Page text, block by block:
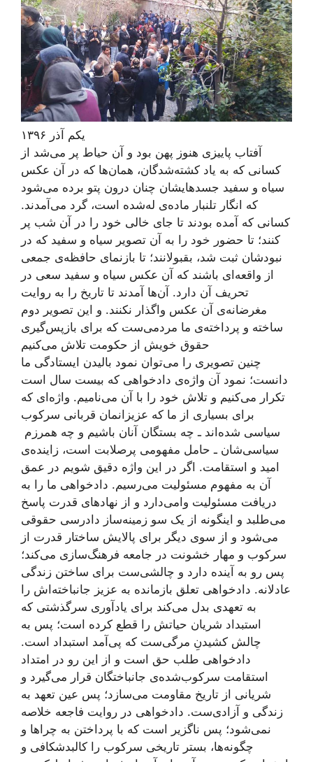
یکم آذر ۱۳۹۶
آفتاب پاییزی هنوز پهن بود و آن حیاط پر می‌شد از
کسانی که به یاد کشته‌شدگان، همان‌ها که در آن عکس
سیاه و سفید جسدهایشان چنان درون پتو برده می‌شود
که انگار تلنبار ماده‌ی له‌شده است، گرد می‌آمدند.
کسانی که آمده بودند تا جای خالی خود را در آن شب پر
کنند؛ تا حضور خود را به آن تصویر سیاه و سفید که در
نبودشان ثبت شد، بقبولانند؛ تا بازنمای حافظه‌ی جمعی
از واقعه‌ای باشند که آن عکس سیاه و سفید سعی در
تحریف آن دارد. آن‌ها آمدند تا تاریخ را به روایت
مغرضانه‌ی آن عکس واگذار نکنند. و این تصویر دوم
ساخته و پرداخته‌ی ما مردمی‌ست که برای بازپس‌گیری
حقوق خویش از حکومت تلاش می‌کنیم
چنین تصویری را می‌توان نمود بالیدن ایستادگی ما
دانست؛ نمود آن واژه‌ی دادخواهی که بیست سال است
تکرار می‌کنیم و تلاش خود را با آن می‌نامیم. واژه‌ای که
برای بسیاری از ما که عزیزانمان قربانی سرکوب
سیاسی شده‌اند ـ چه بستگان آنان باشیم و چه همرزم
سیاسی‌شان ـ حامل مفهومی پرصلابت است، زاینده‌ی
امید و استقامت. اگر در این واژه دقیق شویم در عمق
آن به مفهوم مسئولیت می‌رسیم. دادخواهی ما را به
دریافت مسئولیت وامی‌دارد و از نهادهای قدرت پاسخ
می‌طلبد و اینگونه از یک سو زمینه‌ساز دادرسی حقوقی
می‌شود و از سوی دیگر برای پالایش ساختار قدرت از
سرکوب و مهار خشونت در جامعه فرهنگ‌سازی می‌کند؛
پس رو به آینده دارد و چالشی‌ست برای ساختن زندگی
عادلانه. دادخواهی تعلق بازمانده به عزیز جانباخته‌اش را
به تعهدی بدل می‌کند برای یادآوری سرگذشتی که
استبداد شریان حیاتش را قطع کرده‌ است؛ پس به
چالش کشیدنِ مرگی‌‌‌ست که پی‌آمد استبداد است.
دادخواهی طلب حق است و از این رو در امتداد
استقامت سرکوب‌شده‌ی جانباختگان قرار می‌گیرد و
شریانی از تاریخ مقاومت می‌سازد؛ پس عین تعهد به
زندگی و آزادی‌ست. دادخواهی در روایت فاجعه خلاصه
نمی‌شود؛ پس ناگزیر است که با پرداختن به چراها و
چگونه‌ها، بستر تاریخی سرکوب را کالبدشکافی و